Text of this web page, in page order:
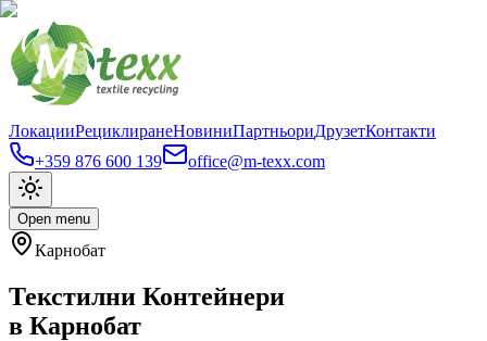
ЛокацииРециклиранеНовиниПартньориДрузетКонтакти
+359 876 600 139
office@m-texx.com
Open menu
Карнобат
Текстилни Контейнери
в Карнобат